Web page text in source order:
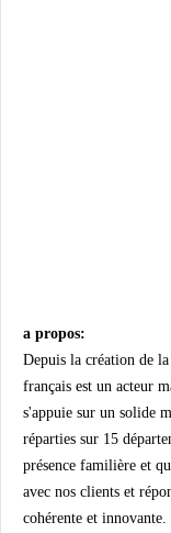
a propos:
Depuis la création de
français est un acteur
s'appuie sur un solide
réparties sur 15
présence familière et
avec nos clients et
cohérente et innovante.